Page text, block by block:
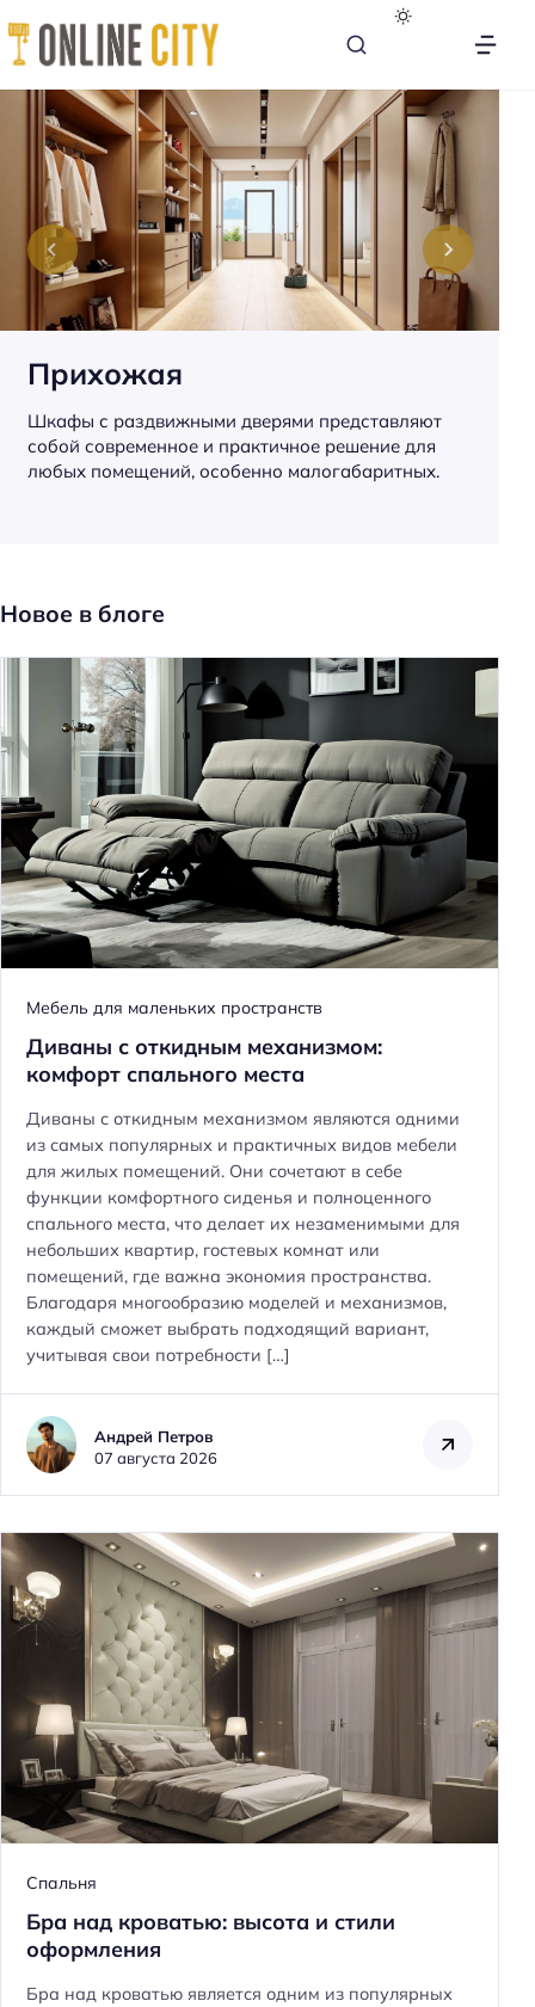
М
Прихожая
Шкафы с раздвижными дверями представляют
собой современное и практичное решение для
любых помещений, особенно малогабаритных.
Новое в блоге
Мебель для маленьких пространств
Диваны с откидным механизмом:
комфорт спального места
Диваны с откидным механизмом являются одними
из самых популярных и практичных видов мебели
для жилых помещений. Они сочетают в себе
функции комфортного сиденья и полноценного
спального места, что делает их незаменимыми для
небольших квартир, гостевых комнат или
помещений, где важна экономия пространства.
Благодаря многообразию моделей и механизмов,
каждый сможет выбрать подходящий вариант,
учитывая свои потребности […]
Андрей Петров
07 августа 2026
Спальня
Бра над кроватью: высота и стили
оформления
Бра над кроватью является одним из популярных